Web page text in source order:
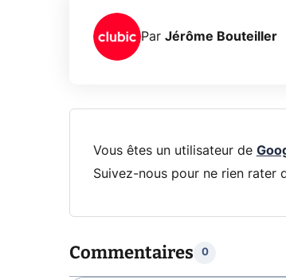
Par Jérôme Bouteiller
Vous êtes un utilisateur de
Suivez-nous pour ne rien rater
Commentaires 0